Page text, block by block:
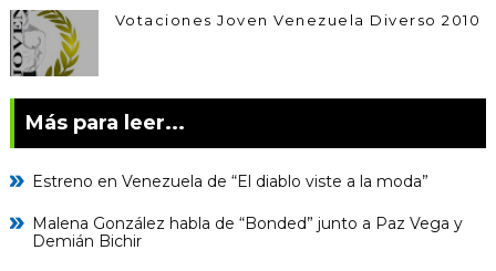
Votaciones Joven Venezuela Diverso 2010
Más para leer...
Estreno en Venezuela de “El diablo viste a la moda”
Malena González habla de “Bonded” junto a Paz Vega y
Demián Bichir